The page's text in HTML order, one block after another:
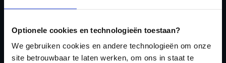
Optionele cookies en technologieën toestaan?
We gebruiken cookies en andere technologieën om onze
site betrouwbaar te laten werken, om ons in staat te
nieuwsbrief